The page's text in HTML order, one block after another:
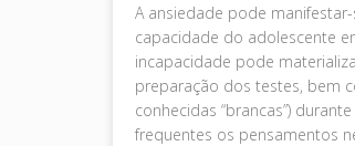
A ansiedade pode
capacidade do adolescente
incapacidade pode
preparação dos testes, bem
conhecidas “brancas”)
frequentes os pensamentos